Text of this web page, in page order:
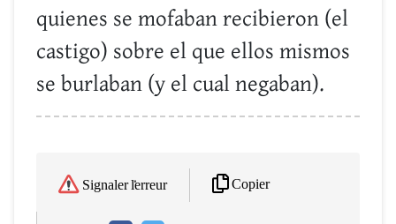
quienes se mofaban recibieron (el
castigo) sobre el que ellos mismos
se burlaban (y el cual negaban).
Signaler l'erreur Copier